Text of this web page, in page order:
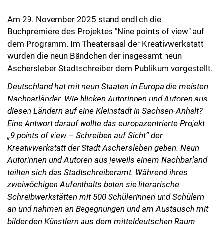
Am 29. November 2025 stand endlich die
Buchpremiere des Projektes "Nine points of view" auf
dem Programm. Im Theatersaal der Kreativwerkstatt
wurden die neun Bändchen der insgesamt neun
Aschersleber Stadtschreiber dem Publikum vorgestellt.
Deutschland hat mit neun Staaten in Europa die meisten
Nachbarländer. Wie blicken Autorinnen und Autoren aus
diesen Ländern auf eine Kleinstadt in Sachsen-Anhalt?
Eine Antwort darauf wollte das europazentrierte Projekt
„9 points of view – Schreiben auf Sicht“ der
Kreativwerkstatt der Stadt Aschersleben geben. Neun
Autorinnen und Autoren aus jeweils einem Nachbarland
teilten sich das Stadtschreiberamt. Während ihres
zweiwöchigen Aufenthalts boten sie literarische
Schreibwerkstätten mit 500 Schülerinnen und Schülern
an und nahmen an Begegnungen und am Austausch mit
bildenden Künstlern aus dem mitteldeutschen Raum